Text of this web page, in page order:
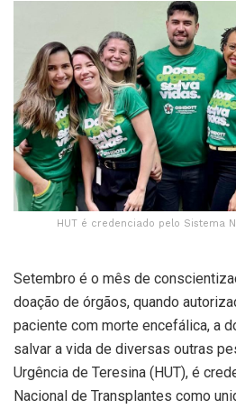
HUT é credenciado pelo Sistema
Setembro é o mês de
doação de órgãos, quando
paciente com morte encefálica, a
salvar a vida de diversas outras
Urgência de Teresina (HUT), é
Nacional de Transplantes como